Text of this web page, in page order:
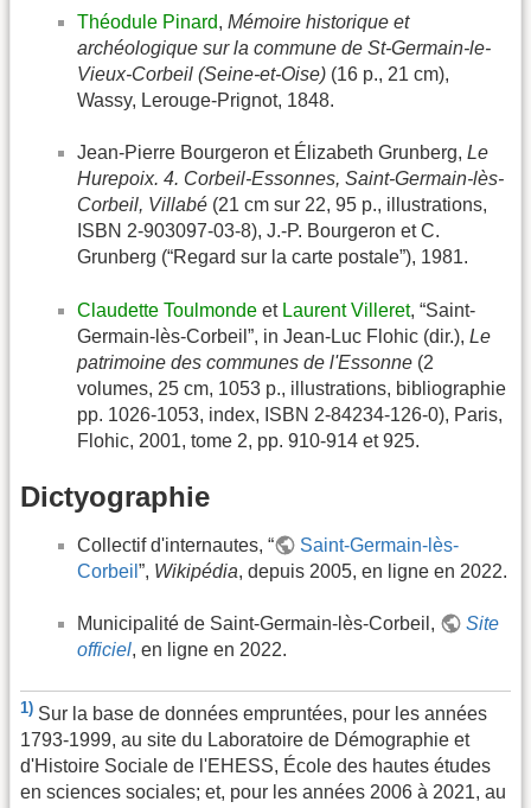
Théodule Pinard, Mémoire historique et
archéologique sur la commune de St-Germain-le-
Vieux-Corbeil (Seine-et-Oise) (16 p., 21 cm),
Wassy, Lerouge-Prignot, 1848.
Jean-Pierre Bourgeron et Élizabeth Grunberg, Le
Hurepoix. 4. Corbeil-Essonnes, Saint-Germain-lès-
Corbeil, Villabé (21 cm sur 22, 95 p., illustrations,
ISBN 2-903097-03-8), J.-P. Bourgeron et C.
Grunberg (“Regard sur la carte postale”), 1981.
Claudette Toulmonde et Laurent Villeret, “Saint-
Germain-lès-Corbeil”, in Jean-Luc Flohic (dir.), Le
patrimoine des communes de l'Essonne (2
volumes, 25 cm, 1053 p., illustrations, bibliographie
pp. 1026-1053, index, ISBN 2-84234-126-0), Paris,
Flohic, 2001, tome 2, pp. 910-914 et 925.
Dictyographie
Collectif d'internautes, “
Saint-Germain-lès-
Corbeil ”, Wikipédia, depuis 2005, en ligne en 2022.
Municipalité de Saint-Germain-lès-Corbeil,
Site
officiel, en ligne en 2022.
1) Sur la base de données empruntées, pour les années
1793-1999, au site du Laboratoire de Démographie et
d'Histoire Sociale de l'EHESS, École des hautes études
en sciences sociales; et, pour les années 2006 à 2021, au